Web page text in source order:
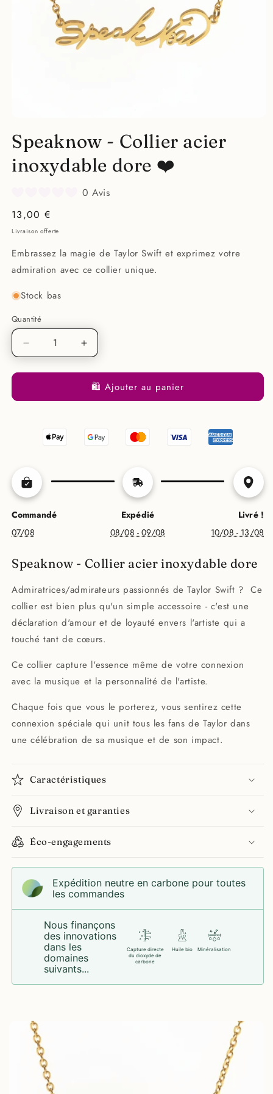
média
1
dans
une
Speaknow - Collier acier
inoxydable dore ❤️
0 Avis
Prix
habituel
13,00 €
Livraison offerte
Embrassez la magie de Taylor Swift et exprimez votre
admiration avec ce collier unique.
Stock bas
Quantité
Réduire
la
quantité
Speaknow
acier
❤️
Augmenter
la
quantité
de
Speaknow
acier
❤️
🛍️ Ajouter au panier
Commandé
07/08
Expédié
08/08 - 09/08
Livré !
10/08 - 13/08
Speaknow - Collier acier inoxydable dore
Admiratrices/admirateurs passionnés de Taylor Swift ? Ce
collier est bien plus qu'un simple accessoire - c'est une
déclaration d'amour et de loyauté envers l'artiste qui a
touché tant de cœurs.
Ce collier capture l'essence même de votre connexion
avec la musique et la personnalité de l'artiste.
Chaque fois que vous le porterez, vous sentirez cette
connexion spéciale qui unit tous les fans de Taylor dans
une célébration de sa musique et de son impact.
Caractéristiques
Livraison et garanties
Éco-engagements
Expédition neutre en carbone pour toutes
les commandes
Nous finançons
des innovations
dans les
domaines
suivants...
Capture directe
du dioxyde de
carbone
Huile bio Minéralisation